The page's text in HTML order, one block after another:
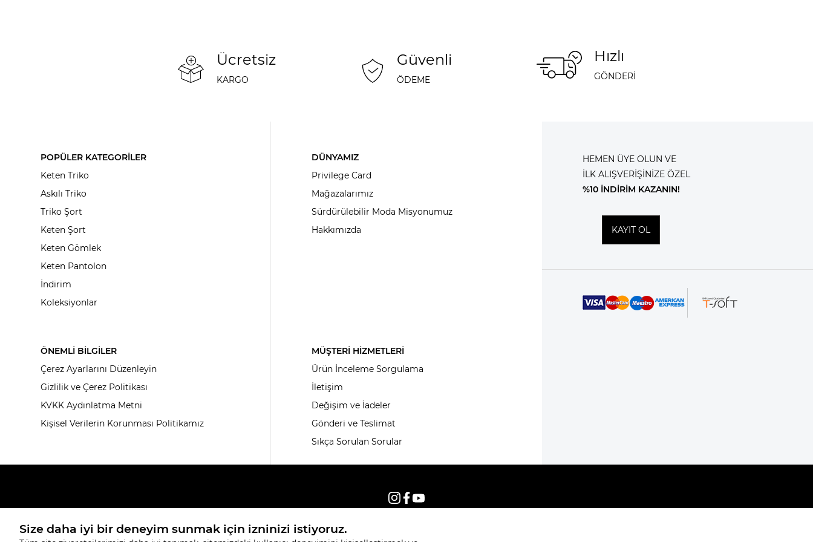
Ücretsiz
KARGO
Güvenli
ÖDEME
Hızlı
GÖNDERİ
POPÜLER KATEGORİLER
Keten Triko
Askılı Triko
Triko Şort
Keten Şort
Keten Gömlek
Keten Pantolon
İndirim
Koleksiyonlar
DÜNYAMIZ
Privilege Card
Mağazalarımız
Sürdürülebilir Moda Misyonumuz
Hakkımızda
ÖNEMLİ BİLGİLER
Çerez Ayarlarını Düzenleyin
Gizlilik ve Çerez Politikası
KVKK Aydınlatma Metni
Kişisel Verilerin Korunması Politikamız
MÜŞTERİ HİZMETLERİ
Ürün İnceleme Sorgulama
İletişim
Değişim ve İadeler
Gönderi ve Teslimat
Sıkça Sorulan Sorular
HEMEN ÜYE OLUN VE
İLK ALIŞVERİŞİNİZE ÖZEL
%10 İNDİRİM KAZANIN!
KAYIT OL
© 2026, Tüm hakları saklıdır KNITSS